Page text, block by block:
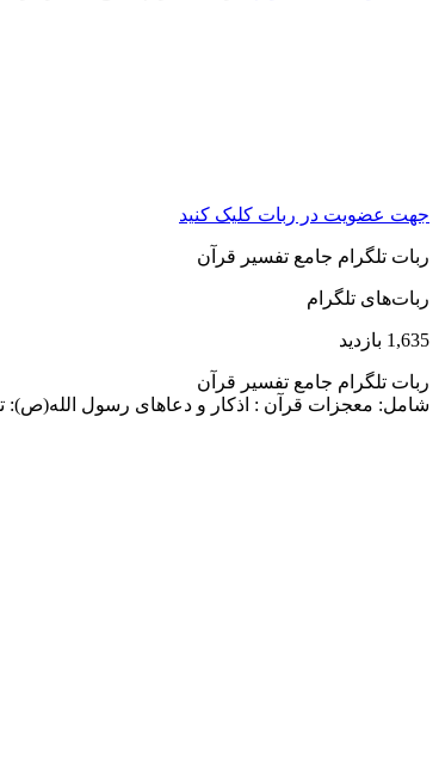
جهت عضویت در ربات کلیک کنید
ربات تلگرام جامع تفسیر قرآن
ربات‌های تلگرام
1,635 بازدید
ربات تلگرام جامع تفسیر قرآن
شامل: معجزات قرآن : اذکار و دعاهای رسول الله(ص):